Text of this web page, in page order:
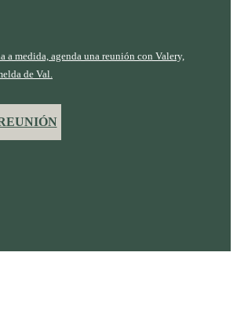
a medida, agenda una reunión con Valery,
de Val.